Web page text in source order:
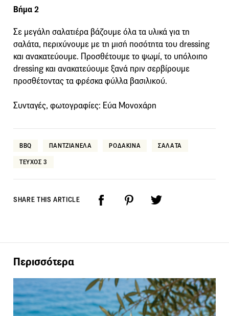
Βήμα 2
Σε μεγάλη σαλατιέρα βάζουμε όλα τα υλικά για τη
σαλάτα, περιχύνουμε με τη μισή ποσότητα του dressing
και ανακατεύουμε. Προσθέτουμε το ψωμί, το υπόλοιπο
dressing και ανακατεύουμε ξανά πριν σερβίρουμε
προσθέτοντας τα φρέσκα φύλλα βασιλικού.
Συνταγές, φωτογραφίες: Εύα Μονοχάρη
BBQ ΠΑΝΤΖΙΑΝΕΛΑ ΡΟΔΑΚΙΝΑ ΣΑΛΑΤΑ
ΤΕΥΧΟΣ 3
SHARE THIS ARTICLE
Περισσότερα